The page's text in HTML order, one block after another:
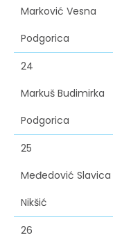
Marković Vesna
Podgorica
24
Markuš Budimirka
Podgorica
25
Međedović Slavica
Nikšić
26